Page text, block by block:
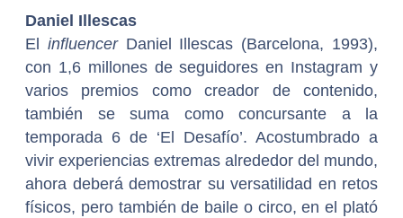
Daniel Illescas
El influencerDaniel Illescas (Barcelona, 1993),
con 1,6 millones de seguidores en Instagram y
varios premios como creador de contenido,
también se suma como concursante a la
temporada 6 de ‘El Desafío’. Acostumbrado a
vivir experiencias extremas alrededor del mundo,
ahora deberá demostrar su versatilidad en retos
físicos, pero también de baile o circo, en el plató